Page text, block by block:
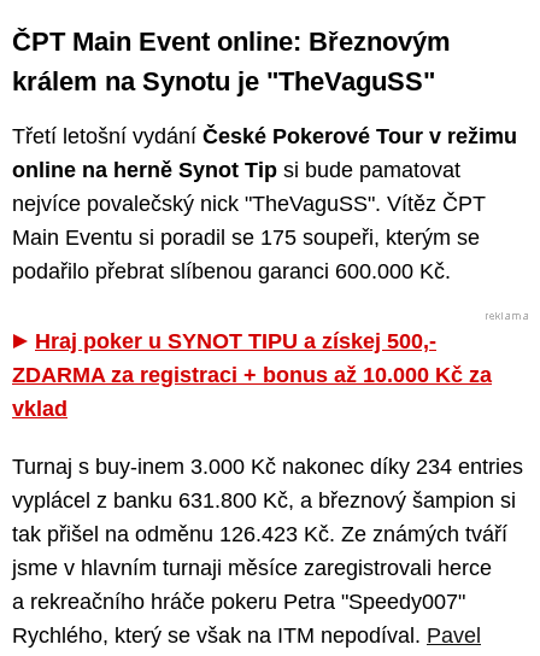
ČPT Main Event online: Březnovým
králem na Synotu je "TheVaguSS"
Třetí letošní vydání České Pokerové Tour v režimu
online na herně Synot Tip si bude pamatovat
nejvíce povalečský nick "TheVaguSS". Vítěz ČPT
Main Eventu si poradil se 175 soupeři, kterým se
podařilo přebrat slíbenou garanci 600.000 Kč.
Hraj poker u SYNOT TIPU a získej 500,-
ZDARMA za registraci + bonus až 10.000 Kč za
vklad
Turnaj s buy-inem 3.000 Kč nakonec díky 234 entries
vyplácel z banku 631.800 Kč, a březnový šampion si
tak přišel na odměnu 126.423 Kč. Ze známých tváří
jsme v hlavním turnaji měsíce zaregistrovali herce
a rekreačního hráče pokeru Petra "Speedy007"
Rychlého, který se však na ITM nepodíval. Pavel